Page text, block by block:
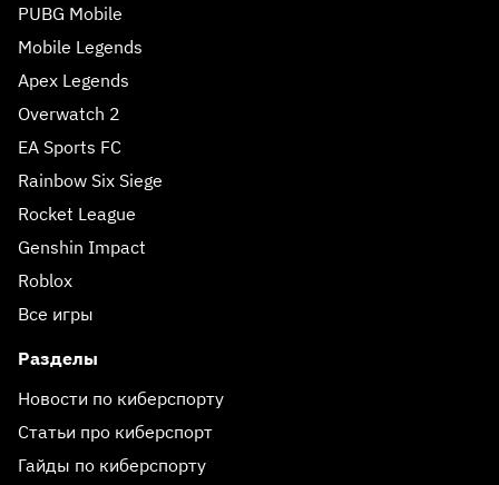
PUBG Mobile
Mobile Legends
Apex Legends
Overwatch 2
EA Sports FC
Rainbow Six Siege
Rocket League
Genshin Impact
Roblox
Все игры
Разделы
Новости по киберспорту
Статьи про киберспорт
Гайды по киберспорту